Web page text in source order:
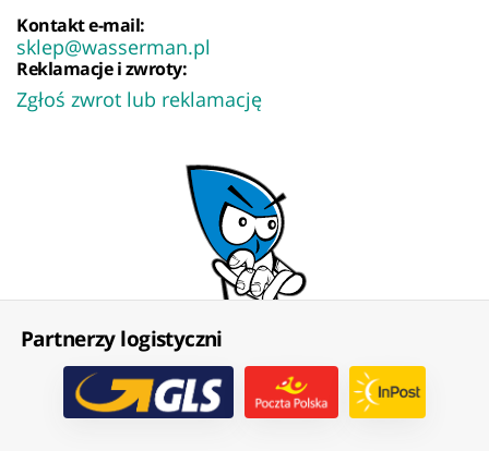
Kontakt e-mail:
sklep@wasserman.pl
Reklamacje i zwroty:
Zgłoś zwrot lub reklamację
Partnerzy logistyczni